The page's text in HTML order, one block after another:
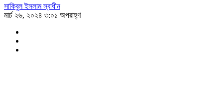
সাকিবুল ইসলাম স্বাধীন
মার্চ ২৬, ২০২৪ ৩:০১ অপরাহ্ণ